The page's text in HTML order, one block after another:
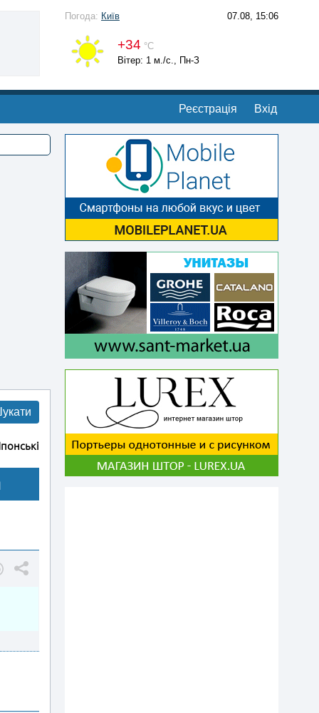
Погода: Київ 07.08, 15:06
+34 °С
Вітер: 1 м./с., Пн-З
Реєстрація Вхід